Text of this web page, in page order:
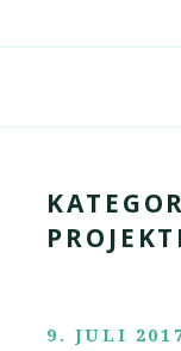
InhaltNIWO
Netzwerk
9. JULI